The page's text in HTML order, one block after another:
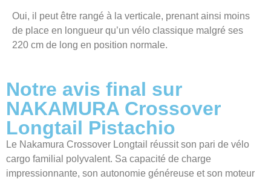
Oui, il peut être rangé à la verticale, prenant ainsi moins
de place en longueur qu’un vélo classique malgré ses
220 cm de long en position normale.
Notre avis final sur
NAKAMURA Crossover
Longtail Pistachio
Le Nakamura Crossover Longtail réussit son pari de vélo
cargo familial polyvalent. Sa capacité de charge
impressionnante, son autonomie généreuse et son moteur